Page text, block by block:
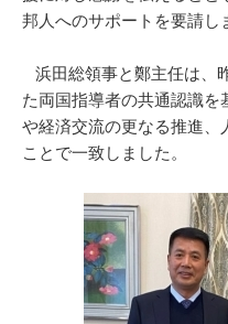
邦人へのサポートを要請し
浜田総領事と鄭主任は、
た両国指導者の共通認識
や経済交流の更なる推進、
ことで一致しました。